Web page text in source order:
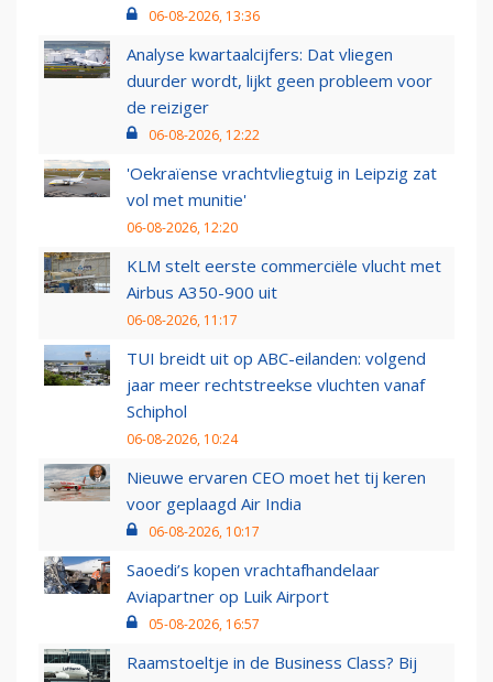
06-08-2026, 13:36
Analyse kwartaalcijfers: Dat vliegen
duurder wordt, lijkt geen probleem voor
de reiziger
06-08-2026, 12:22
'Oekraïense vrachtvliegtuig in Leipzig zat
vol met munitie'
06-08-2026, 12:20
KLM stelt eerste commerciële vlucht met
Airbus A350-900 uit
06-08-2026, 11:17
TUI breidt uit op ABC-eilanden: volgend
jaar meer rechtstreekse vluchten vanaf
Schiphol
06-08-2026, 10:24
Nieuwe ervaren CEO moet het tij keren
voor geplaagd Air India
06-08-2026, 10:17
Saoedi’s kopen vrachtafhandelaar
Aviapartner op Luik Airport
05-08-2026, 16:57
Raamstoeltje in de Business Class? Bij